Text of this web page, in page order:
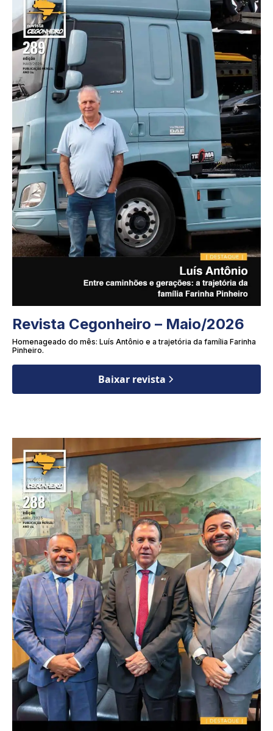
Revista Cegonheiro – Maio/2026
Homenageado do mês: Luís Antônio e a trajetória da família Farinha
Pinheiro.
Baixar revista